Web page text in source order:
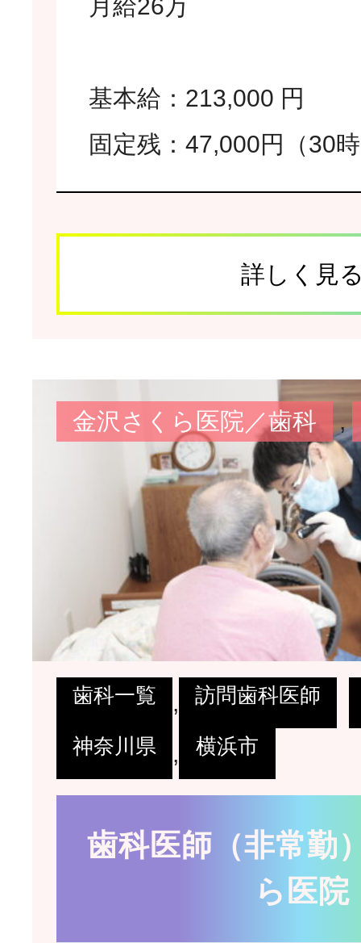
月給26万
基本給：213,000 円
固定残：47,000円（30
詳しく見
金沢さくら医院／歯科 ,
歯科一覧 , 訪問歯科医師
神奈川県 , 横浜市
歯科医師（非常勤
ら医院